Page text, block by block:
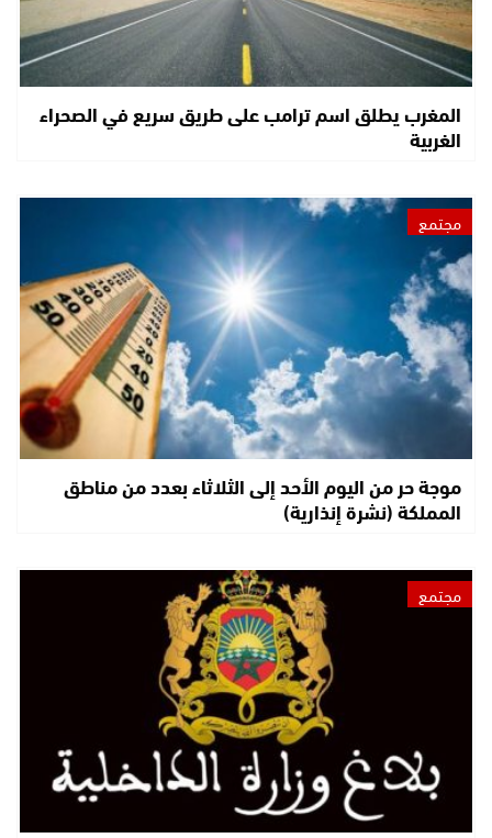
المغرب يطلق اسم ترامب على طريق سريع في الصحراء
الغربية
مجتمع
موجة حر من اليوم الأحد إلى الثلاثاء بعدد من مناطق
المملكة (نشرة إنذارية)
مجتمع